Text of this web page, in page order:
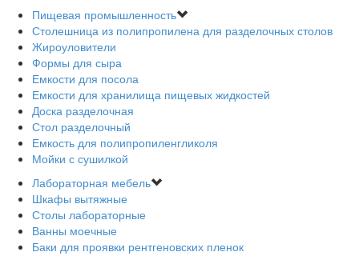
Пищевая промышленность
Столешница из полипропилена для разделочных столов
Жироуловители
Формы для сыра
Емкости для посола
Емкости для хранилища пищевых жидкостей
Доска разделочная
Стол разделочный
Емкость для полипропиленгликоля
Мойки с сушилкой
Лабораторная мебель
Шкафы вытяжные
Столы лабораторные
Ванны моечные
Баки для проявки рентгеновских пленок